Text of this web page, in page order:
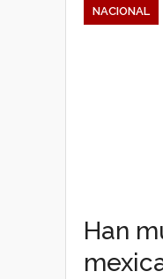
NACIONAL
Han